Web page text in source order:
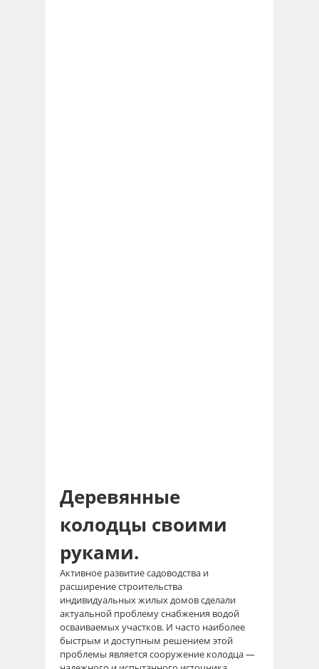
Деревянные
колодцы своими
руками.
Активное развитие садоводства и
расширение строительства
индивидуальных жилых домов сделали
актуальной проблему снабжения водой
осваиваемых участков. И часто наиболее
быстрым и доступным решением этой
проблемы является сооружение колодца —